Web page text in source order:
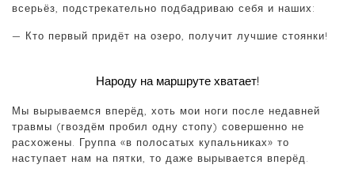
всерьёз, подстрекательно подбадриваю себя и наших:
— Кто первый придёт на озеро, получит лучшие стоянки!
Народу на маршруте хватает!
Мы вырываемся вперёд, хоть мои ноги после недавней
травмы (гвоздём пробил одну стопу) совершенно не
расхожены. Группа «в полосатых купальниках» то
наступает нам на пятки, то даже вырывается вперёд.